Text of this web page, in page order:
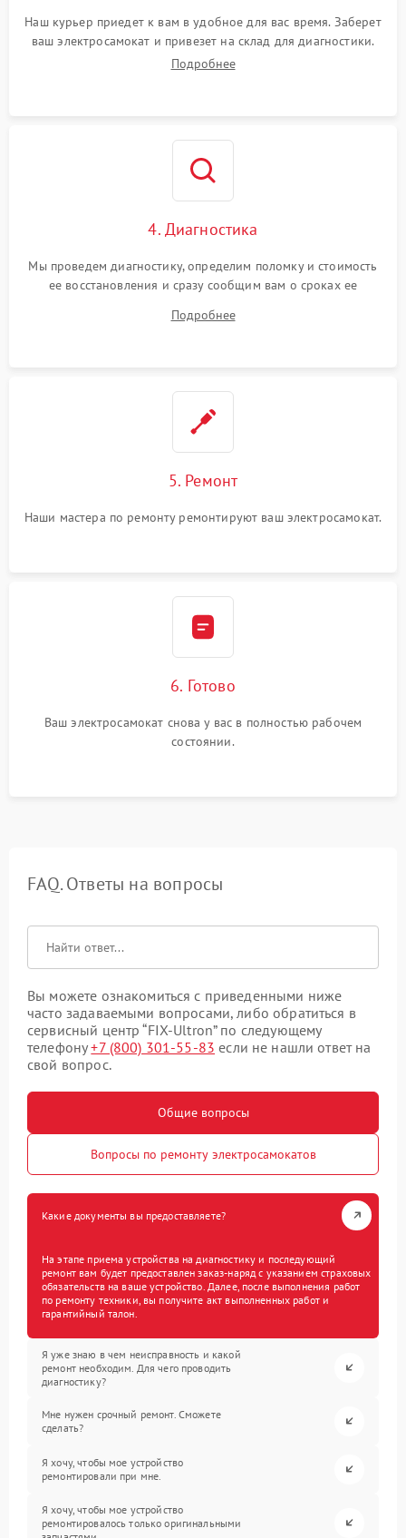
Наш курьер приедет к вам в удобное для вас время. Заберет
ваш электросамокат и привезет на склад для диагностики.
Подробнее
4. Диагностика
Мы проведем диагностику, определим поломку и стоимость
ее восстановления и сразу сообщим вам о сроках ее
Подробнее
5. Ремонт
Наши мастера по ремонту ремонтируют ваш электросамокат.
6. Готово
Ваш электросамокат снова у вас в полностью рабочем
состоянии.
FAQ. Ответы на вопросы
Вы можете ознакомиться с приведенными ниже
часто задаваемыми вопросами, либо обратиться в
сервисный центр “FIX-Ultron” по следующему
телефону+7 (800) 301-55-83 если не нашли ответ на
свой вопрос.
Общие вопросы
Вопросы по ремонту электросамокатов
Какие документы вы предоставляете?
На этапе приема устройства на диагностику и последующий
ремонт вам будет предоставлен заказ-наряд с указанием страховых
обязательств на ваше устройство. Далее, после выполнения работ
по ремонту техники, вы получите акт выполненных работ и
гарантийный талон.
Я уже знаю в чем неисправность и какой
ремонт необходим. Для чего проводить
диагностику?
Мне нужен срочный ремонт. Сможете
сделать?
Я хочу, чтобы мое устройство
ремонтировали при мне.
Я хочу, чтобы мое устройство
ремонтировалось только оригинальными